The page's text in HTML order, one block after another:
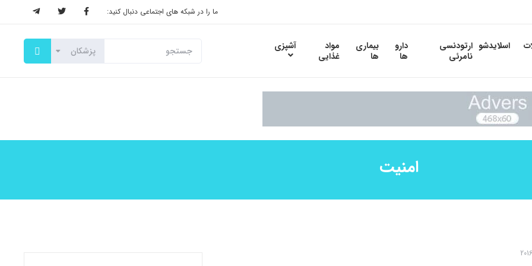
ما را در شبکه های اجتماعی دنبال کنید:
اسلایدشو ارتودنسی
نامرئی
دارو
ها
بیماری
ها
مواد
غذایی
آشپزی
امنیت